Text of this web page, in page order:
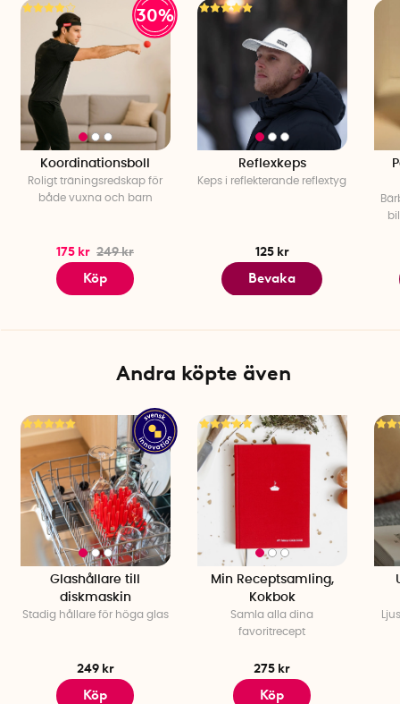
30%
Koordinationsboll
Roligt träningsredskap för
både vuxna och barn
175 kr 249 kr
Köp
Reflexkeps
Keps i reflekterande reflextyg
125 kr
Bevaka
Andra köpte även
Glashållare till
diskmaskin
Stadig hållare för höga glas
249 kr
Köp
Min Receptsamling,
Kokbok
Samla alla dina
favoritrecept
275 kr
Köp